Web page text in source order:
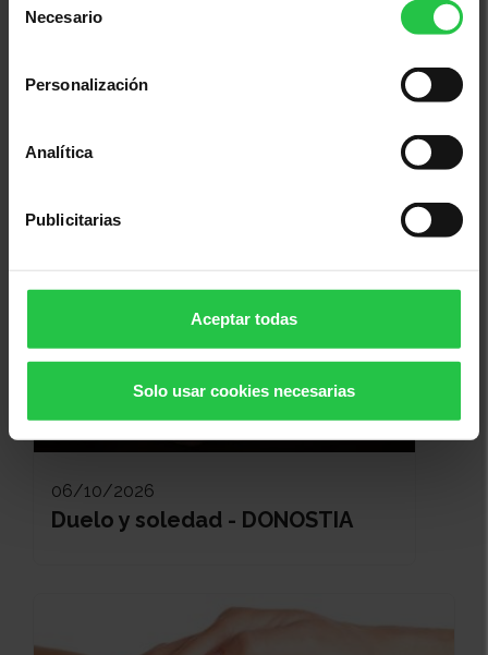
Necesario
Personalización
Analítica
Publicitarias
Aceptar todas
Solo usar cookies necesarias
Taller de autocuidado 'No te
06/10/2026
Duelo y soledad - DONOSTIA